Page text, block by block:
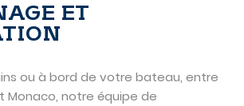
ET
ou à bord de votre bateau, entre
Monaco, notre équipe de